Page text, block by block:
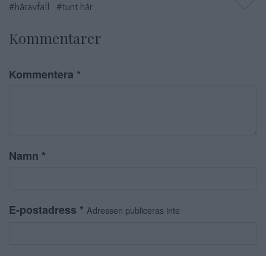
#håravfall
#tunt hår
Kommentarer
Kommentera *
Namn *
E-postadress * Adressen publiceras inte